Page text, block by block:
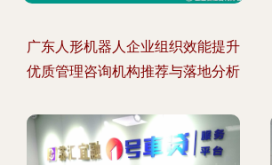
广东人形机器人企业组织效能提升
优质管理咨询机构推荐与落地分析